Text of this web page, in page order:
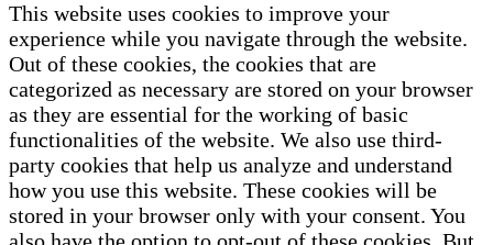
This website uses cookies to improve your
experience while you navigate through the website.
Out of these cookies, the cookies that are
categorized as necessary are stored on your browser
as they are essential for the working of basic
functionalities of the website. We also use third-
party cookies that help us analyze and understand
how you use this website. These cookies will be
stored in your browser only with your consent. You